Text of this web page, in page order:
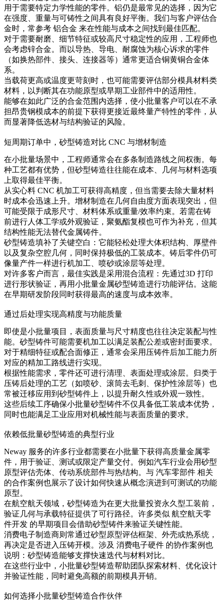
用于需要特定力学性能的零件。铝仍是最常见的选择，因为它
在强度、重量与可铸性之间具有良好平衡。我们与客户评估合
金时，常参考 铝合金 来在性能与成本之间找到最佳匹配。
对于需要耐磨、细节特征或较高尺寸稳定性的应用，工程师也
会考虑锌合金。而以导热、导电、耐腐蚀为核心诉求的零件
（如换热部件、接头、连接器等）通常更适合铜黄铜合金体
系。
当载荷更高或温度更苛刻时，也可能需要评估部分模具材料类
材料，以判断其在功能原型或早期工业部件中的适用性。
能够在如此广泛的合金范围内选择，使小批量客户可以在不承
担昂贵钢模成本的前提下获得更接近最终量产特性的零件，从
而显著降低选材与结构验证的风险。
短周期订单中，砂型铸造对比 CNC 与增材制造
在小批量场景中，工程师通常会在多条制造路线之间权衡。每
种工艺都有优势，但砂型铸造往往能在成本、几何与材料选项
上取得最佳平衡。
从实心料 CNC 机加工可获得高精度，但当需要去除大量材料
时成本会迅速上升。增材制造在几何自由度方面表现突出，但
可能受限于成形尺寸、材料体系或重量/效率约束。若需在铸
前进行人体工学或外观验证， 聚氨酯复模也可作为补充，但其
结构性能无法替代金属铸件。
砂型铸造填补了关键空白：它能轻松处理大体积结构、厚壁件
以及复杂空腔几何，同时保持极低的工装成本。铸后零件仍可
像量产件一样进行机加工、喷砂或涂层等处理。
对许多客户而言，最佳实践是采用混合流程：先通过3D 打印
进行形状验证，再用小批量金属砂型铸造进行功能评估。这能
在早期研发阶段同时获得最高的速度与成本效率。
通过后处理实现高精度与功能质量
即使是小批量项目，表面质量与尺寸精度也往往决定装配与性
能。砂型铸件可能需要机加工以满足装配公差或密封面要求。
对于精细特征或配合面修正，通常会采用 压铸件后加工能力所
对应的精加工路线进行实现。
根据性能需求，零件还可进行清理、表面处理或涂层。归类于
压铸后处理的工艺（如喷砂、滚筒去毛刺、保护性涂层等）也
常被迁移应用到砂型铸件上，以提升耐久性或外观一致性。
这些后续工序确保小批量砂型铸件不仅具备低工装成本优势，
同时也能满足工业应用对机械性能与表面质量的要求。
依赖低批量砂型铸造的典型行业
Neway 服务的许多行业都需要在小批量下获得高质量金属零
件，用于验证、测试或限定产量交付。例如汽车行业会用砂型
原型评估壳体、传动系统部件与热结构。与 汽车零部件 相关
的合作案例也展示了设计如何快速从概念演进到可测试的功能
原型。
在航空航天领域，砂型铸造为在更大批量投资永久型工装前，
验证几何与承载特征提供了可行路径。许多类似 航空航天零
件开发 的早期项目会借助砂型铸件来验证关键性能。
消费电子制造商则常通过砂型原型评估框架、外壳或热系统，
再决定是否进入压铸开模。涉及 消费电子硬件 的协作案例也
说明：砂型铸造能够支撑快速迭代与材料对比。
在这些行业中，小批量砂型铸造帮助团队探索材料、优化设计
并验证性能，同时避免高额的前期模具开销。
如何选择小批量砂型铸造合作伙伴